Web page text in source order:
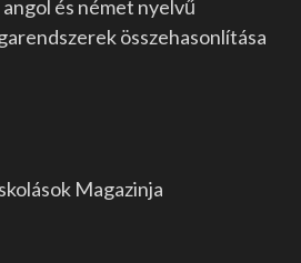
és német nyelvű
összehasonlítása
Magazinja